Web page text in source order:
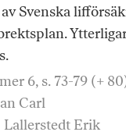
Svenska
6, s. 73-79 (+
Carl
Erik